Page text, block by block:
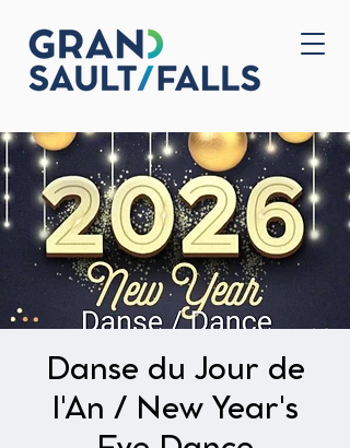
Home
Danse du Jour de
l'An / New Year's